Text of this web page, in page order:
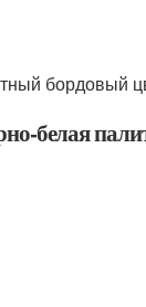
бордовый
белая